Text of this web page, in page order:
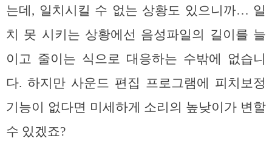
는데, 일치시킬 수 없는 상황도 있으니까… 일
치 못 시키는 상황에선 음성파일의 길이를 늘
이고 줄이는 식으로 대응하는 수밖에 없습니
다. 하지만 사운드 편집 프로그램에 피치보정
기능이 없다면 미세하게 소리의 높낮이가 변할
수 있겠죠?